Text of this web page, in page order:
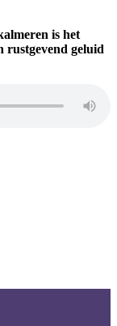
is het
rustgevend geluid